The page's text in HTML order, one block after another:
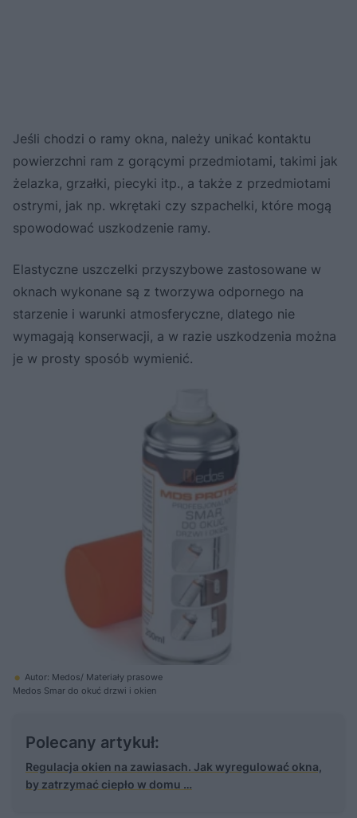
Jeśli chodzi o ramy okna, należy unikać kontaktu
powierzchni ram z gorącymi przedmiotami, takimi jak
żelazka, grzałki, piecyki itp., a także z przedmiotami
ostrymi, jak np. wkrętaki czy szpachelki, które mogą
spowodować uszkodzenie ramy.
Elastyczne uszczelki przyszybowe zastosowane w
oknach wykonane są z tworzywa odpornego na
starzenie i warunki atmosferyczne, dlatego nie
wymagają konserwacji, a w razie uszkodzenia można
je w prosty sposób wymienić.
Autor: Medos/ Materiały prasowe
Medos Smar do okuć drzwi i okien
Polecany artykuł:
Regulacja okien na zawiasach. Jak wyregulować okna,
by zatrzymać ciepło w domu …